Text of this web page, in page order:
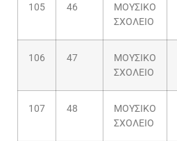
105 46
ΜΟΥΣΙΚΟ
ΣΧΟΛΕΙΟ
106 47
ΜΟΥΣΙΚΟ
ΣΧΟΛΕΙΟ
107 48
ΜΟΥΣΙΚΟ
ΣΧΟΛΕΙΟ